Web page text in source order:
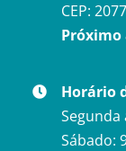
CEP:
Próximo
Horário
Segunda
Sábado: